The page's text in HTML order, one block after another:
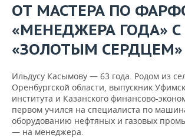
ОТ МАСТЕРА ПО
«МЕНЕДЖЕРА ГОДА» С
«ЗОЛОТЫМ СЕРДЦЕМ»
Ильдусу Касымову — 63 года. Родом из
Оренбургской области, выпускник
института и Казанского финансово-
первом учился на специалиста по
оборудованию нефтяных и газовых
— на менеджера.